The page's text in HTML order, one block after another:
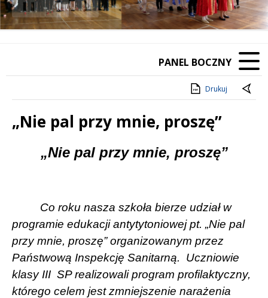
Poprzedni Element
Następny Element
❚❚
PANEL BOCZNY
Drukuj
„Nie pal przy mnie, proszę”
„Nie pal przy mnie, proszę”
Co roku nasza szkoła bierze udział w
programie edukacji antytytoniowej pt. „Nie pal
przy mnie, proszę” organizowanym przez
Państwową Inspekcję Sanitarną. Uczniowie
klasy III SP realizowali program profilaktyczny,
którego celem jest zmniejszenie narażenia